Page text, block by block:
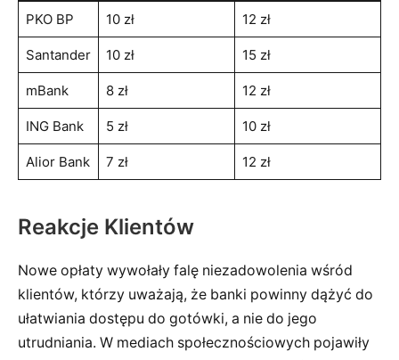
PKO BP 10 zł 12 zł
Santander 10 zł 15 zł
mBank 8 zł 12 zł
ING Bank 5 zł 10 zł
Alior Bank 7 zł 12 zł
Reakcje Klientów
Nowe opłaty wywołały falę niezadowolenia wśród
klientów, którzy uważają, że banki powinny dążyć do
ułatwiania dostępu do gotówki, a nie do jego
utrudniania. W mediach społecznościowych pojawiły